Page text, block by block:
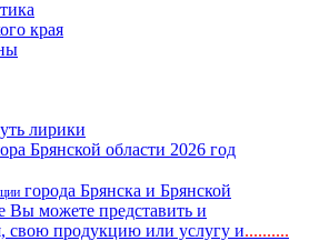
края
лирики
Брянской области 2026 год
города Брянска и Брянской
Вы можете представить и
свою продукцию или услугу и..........